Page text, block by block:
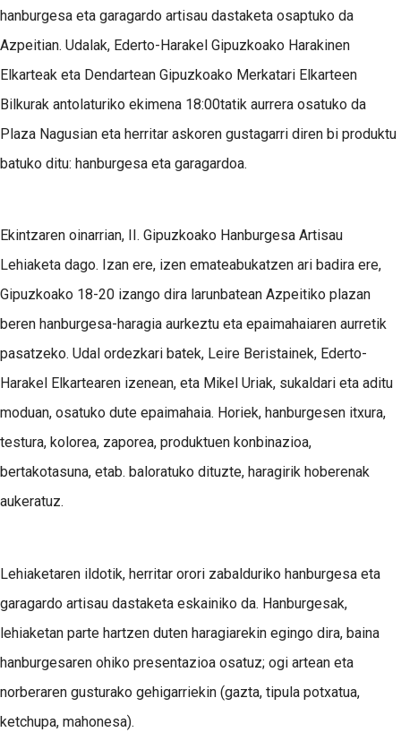
hanburgesa eta garagardo artisau dastaketa osaptuko da
Azpeitian. Udalak, Ederto-Harakel Gipuzkoako Harakinen
Elkarteak eta Dendartean Gipuzkoako Merkatari Elkarteen
Bilkurak antolaturiko ekimena 18:00tatik aurrera osatuko da
Plaza Nagusian eta herritar askoren gustagarri diren bi produktu
batuko ditu: hanburgesa eta garagardoa.
Ekintzaren oinarrian, II. Gipuzkoako Hanburgesa Artisau
Lehiaketa dago. Izan ere, izen emateabukatzen ari badira ere,
Gipuzkoako 18-20 izango dira larunbatean Azpeitiko plazan
beren hanburgesa-haragia aurkeztu eta epaimahaiaren aurretik
pasatzeko. Udal ordezkari batek, Leire Beristainek, Ederto-
Harakel Elkartearen izenean, eta Mikel Uriak, sukaldari eta aditu
moduan, osatuko dute epaimahaia. Horiek, hanburgesen itxura,
testura, kolorea, zaporea, produktuen konbinazioa,
bertakotasuna, etab. baloratuko dituzte, haragirik hoberenak
aukeratuz.
Lehiaketaren ildotik, herritar orori zabalduriko hanburgesa eta
garagardo artisau dastaketa eskainiko da. Hanburgesak,
lehiaketan parte hartzen duten haragiarekin egingo dira, baina
hanburgesaren ohiko presentazioa osatuz; ogi artean eta
norberaren gusturako gehigarriekin (gazta, tipula potxatua,
ketchupa, mahonesa).